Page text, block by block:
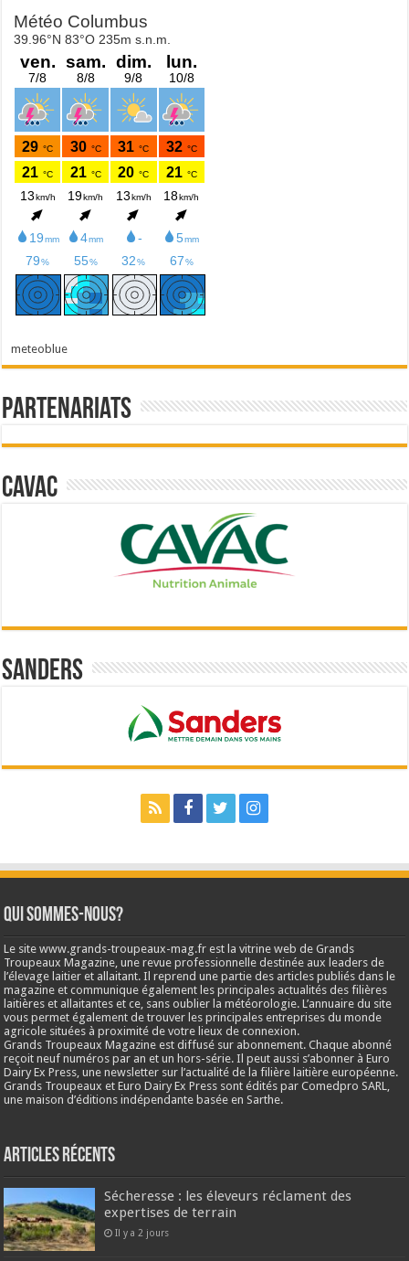
meteoblue
Partenariats
Cavac
Sanders
Qui sommes-nous?
Le site www.grands-troupeaux-mag.fr est la vitrine web de Grands
Troupeaux Magazine, une revue professionnelle destinée aux leaders de
l’élevage laitier et allaitant. Il reprend une partie des articles publiés dans le
magazine et communique également les principales actualités des filières
laitières et allaitantes et ce, sans oublier la météorologie. L’annuaire du site
vous permet également de trouver les principales entreprises du monde
agricole situées à proximité de votre lieux de connexion.
Grands Troupeaux Magazine est diffusé sur abonnement. Chaque abonné
reçoit neuf numéros par an et un hors-série. Il peut aussi s’abonner à Euro
Dairy Ex Press, une newsletter sur l’actualité de la filière laitière européenne.
Grands Troupeaux et Euro Dairy Ex Press sont édités par Comedpro SARL,
une maison d’éditions indépendante basée en Sarthe.
Articles récents
Sécheresse : les éleveurs réclament des
expertises de terrain
Il y a 2 jours